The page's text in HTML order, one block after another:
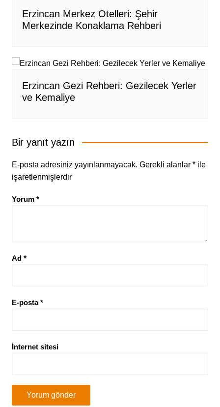
Erzincan Merkez Otelleri: Şehir
Merkezinde Konaklama Rehberi
Erzincan Gezi Rehberi: Gezilecek Yerler
ve Kemaliye
Bir yanıt yazın
E-posta adresiniz yayınlanmayacak. Gerekli alanlar *ile
işaretlenmişlerdir
Yorum *
Ad *
E-posta*
İnternet sitesi